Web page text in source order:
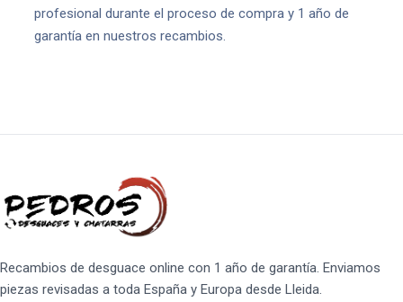
profesional durante el proceso de compra y 1 año de
garantía en nuestros recambios.
Recambios de desguace online con 1 año de garantía. Enviamos
piezas revisadas a toda España y Europa desde Lleida.